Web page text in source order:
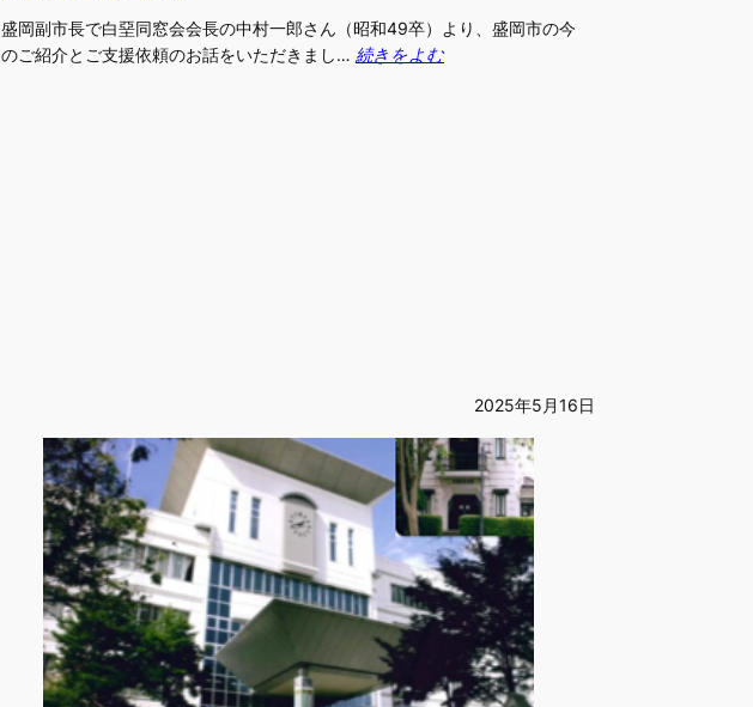
盛岡副市長で白堊同窓会会長の中村一郎さん（昭和49卒）より、盛岡市の今
のご紹介とご支援依頼のお話をいただきまし… 続きをよむ
2025年5月16日